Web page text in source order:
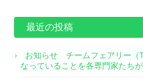
最近の投稿
お知らせ チームフェアリー（
なっていることを各専門家たち